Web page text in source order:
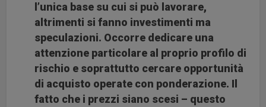
l’unica base su cui si può lavorare,
altrimenti si fanno investimenti ma
speculazioni. Occorre dedicare una
attenzione particolare al proprio profilo di
rischio e soprattutto cercare opportunità
di acquisto operate con ponderazione. Il
fatto che i prezzi siano scesi – questo